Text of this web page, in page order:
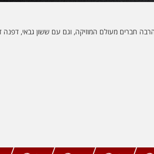
חברים מעולם המוזיקה, וגם עם ששון גבאי, דפנה